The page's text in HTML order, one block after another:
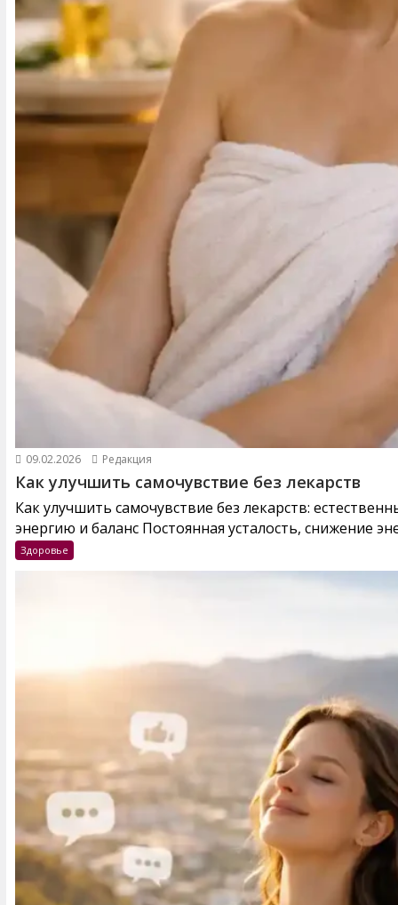
09.02.2026 Редакция
Как улучшить самочувствие без лекарств
Как улучшить самочувствие без лекарств:
энергию и баланс Постоянная усталость, снижение
Здоровье